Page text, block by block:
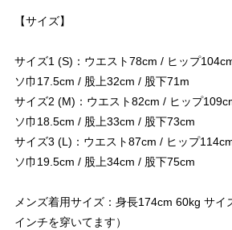
【サイズ】
サイズ1 (S)：ウエスト78cm / ヒップ
ソ巾17.5cm / 股上32cm / 股下71m
サイズ2 (M)：ウエスト82cm / ヒップ
ソ巾18.5cm / 股上33cm / 股下73cm
サイズ3 (L)：ウエスト87cm / ヒップ
ソ巾19.5cm / 股上34cm / 股下75cm
メンズ着用サイズ：身長174cm 60kg サイ
インチを穿いてます）